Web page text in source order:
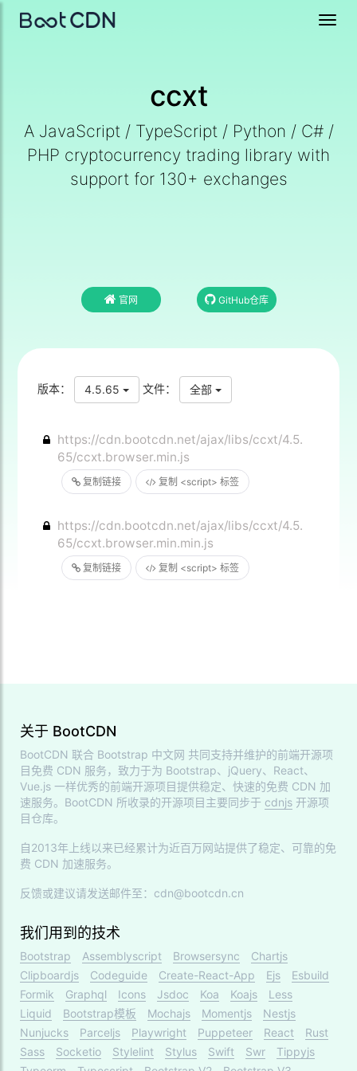
ccxt
A JavaScript / TypeScript / Python / C# /
PHP cryptocurrency trading library with
support for 130+ exchanges
官网 GitHub仓库
版本： 4.5.65 文件： 全部
复制链接 复制 <script> 标签
https://cdn.bootcdn.net/ajax/libs/ccxt/4.5.
65/ccxt.browser.min.js
复制链接 复制 <script> 标签
https://cdn.bootcdn.net/ajax/libs/ccxt/4.5.
65/ccxt.browser.min.min.js
关于 BootCDN
BootCDN 联合 Bootstrap 中文网 共同支持并维护的前端开源项
目免费 CDN 服务，致力于为 Bootstrap、jQuery、React、
Vue.js 一样优秀的前端开源项目提供稳定、快速的免费 CDN 加
速服务。BootCDN 所收录的开源项目主要同步于 cdnjs 开源项
目仓库。
自2013年上线以来已经累计为近百万网站提供了稳定、可靠的免
费 CDN 加速服务。
反馈或建议请发送邮件至：cdn@bootcdn.cn
我们用到的技术
Bootstrap Assemblyscript Browsersync
Chartjs
Clipboardjs
Codeguide Create-React-App Ejs
Esbuild
Formik
Graphql Icons Jsdoc Koa Koajs
Less
Liquid
Bootstrap模板 Mochajs Momentjs
Nestjs
Nunjucks
Parceljs Playwright Puppeteer React
Rust
Sass
Socketio Stylelint Stylus Swift Swr
Tippyjs